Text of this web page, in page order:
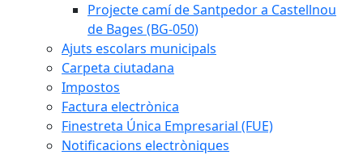
Projecte camí de Santpedor a Castellnou
de Bages (BG-050)
Ajuts escolars municipals
Carpeta ciutadana
Impostos
Factura electrònica
Finestreta Única Empresarial (FUE)
Notificacions electròniques